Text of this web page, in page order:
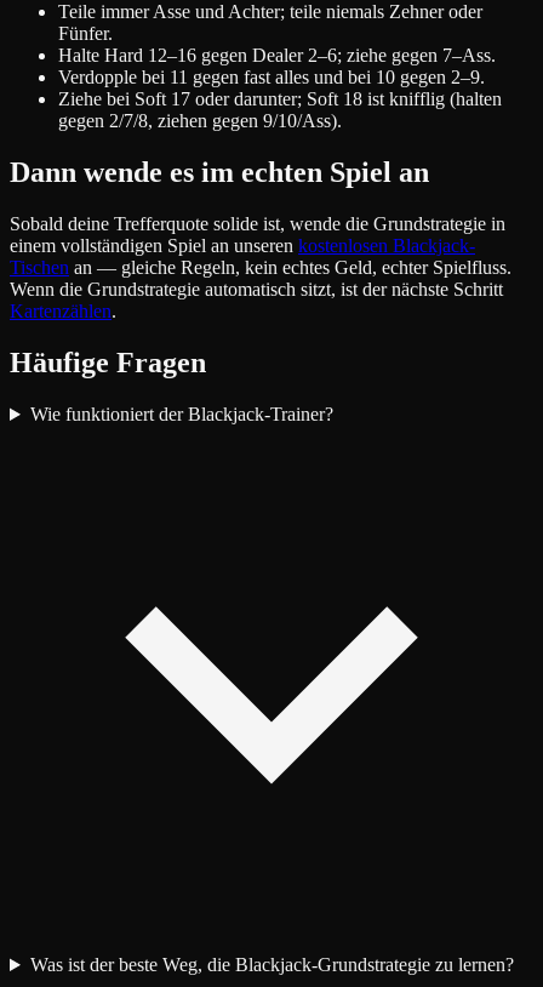
Teile immer Asse und Achter; teile niemals Zehner oder
Fünfer.
Halte Hard 12–16 gegen Dealer 2–6; ziehe gegen 7–Ass.
Verdopple bei 11 gegen fast alles und bei 10 gegen 2–9.
Ziehe bei Soft 17 oder darunter; Soft 18 ist knifflig (halten
gegen 2/7/8, ziehen gegen 9/10/Ass).
Dann wende es im echten Spiel an
Sobald deine Trefferquote solide ist, wende die Grundstrategie in
einem vollständigen Spiel an unseren kostenlosen Blackjack-
Tischen an — gleiche Regeln, kein echtes Geld, echter Spielfluss.
Wenn die Grundstrategie automatisch sitzt, ist der nächste Schritt
Kartenzählen.
Häufige Fragen
Wie funktioniert der Blackjack-Trainer?
Was ist der beste Weg, die Blackjack-Grundstrategie zu lernen?